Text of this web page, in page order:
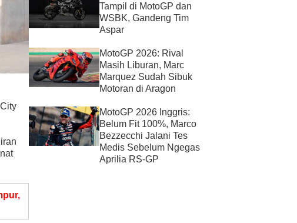
Tampil di MotoGP dan
WSBK, Gandeng Tim
Aspar
MotoGP 2026: Rival
Masih Liburan, Marc
Marquez Sudah Sibuk
Motoran di Aragon
MotoGP 2026 Inggris:
Belum Fit 100%, Marco
Bezzecchi Jalani Tes
Medis Sebelum Ngegas
Aprilia RS-GP